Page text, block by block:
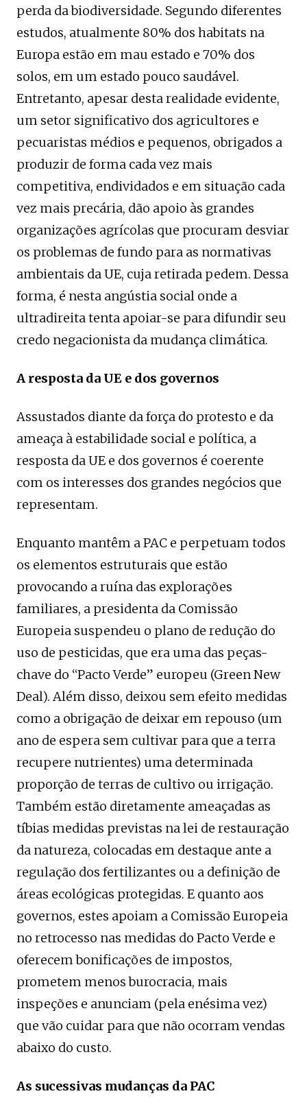
perda da biodiversidade. Segundo diferentes
estudos, atualmente 80% dos habitats na
Europa estão em mau estado e 70% dos
solos, em um estado pouco saudável.
Entretanto, apesar desta realidade evidente,
um setor significativo dos agricultores e
pecuaristas médios e pequenos, obrigados a
produzir de forma cada vez mais
competitiva, endividados e em situação cada
vez mais precária, dão apoio às grandes
organizações agrícolas que procuram desviar
os problemas de fundo para as normativas
ambientais da UE, cuja retirada pedem. Dessa
forma, é nesta angústia social onde a
ultradireita tenta apoiar-se para difundir seu
credo negacionista da mudança climática.
A resposta da UE e dos governos
Assustados diante da força do protesto e da
ameaça à estabilidade social e política, a
resposta da UE e dos governos é coerente
com os interesses dos grandes negócios que
representam.
Enquanto mantêm a PAC e perpetuam todos
os elementos estruturais que estão
provocando a ruína das explorações
familiares, a presidenta da Comissão
Europeia suspendeu o plano de redução do
uso de pesticidas, que era uma das peças-
chave do “Pacto Verde” europeu (Green New
Deal). Além disso, deixou sem efeito medidas
como a obrigação de deixar em repouso (um
ano de espera sem cultivar para que a terra
recupere nutrientes) uma determinada
proporção de terras de cultivo ou irrigação.
Também estão diretamente ameaçadas as
tíbias medidas previstas na lei de restauração
da natureza, colocadas em destaque ante a
regulação dos fertilizantes ou a definição de
áreas ecológicas protegidas. E quanto aos
governos, estes apoiam a Comissão Europeia
no retrocesso nas medidas do Pacto Verde e
oferecem bonificações de impostos,
prometem menos burocracia, mais
inspeções e anunciam (pela enésima vez)
que vão cuidar para que não ocorram vendas
abaixo do custo.
As sucessivas mudanças da PAC